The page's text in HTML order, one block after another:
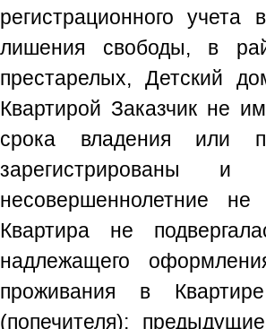
регистрационного
лишения свободы, в
престарелых, Детский
Квартирой Заказчик не
срока владения или
зарегистрированы
несовершеннолетние
Квартира не
надлежащего
проживания в
(попечителя);